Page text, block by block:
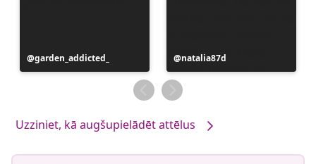
Ierakstu
publicējis
garden_addicted_
Ierakstu
publicējis
natalia87d
Uzziniet, kā augšupielādēt attēlus